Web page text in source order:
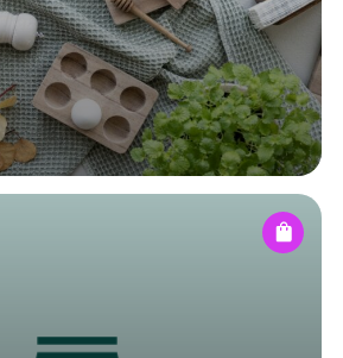
Tops 10
Artisans
A propos